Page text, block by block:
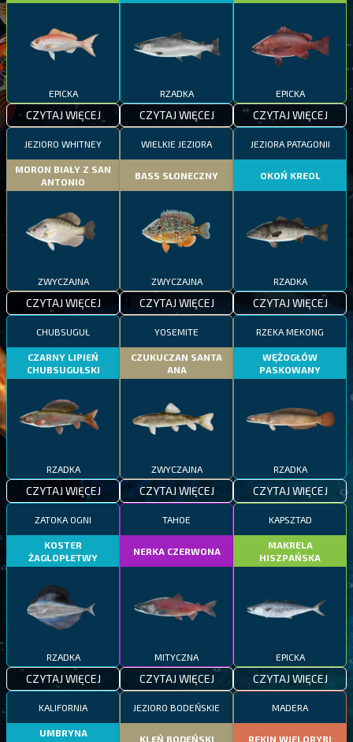
EPICKA
CZYTAJ WIĘCEJ
RZADKA
CZYTAJ WIĘCEJ
EPICKA
CZYTAJ WIĘCEJ
JEZIORO WHITNEY
MORON BIAŁY Z SAN
ANTONIO
ZWYCZAJNA
CZYTAJ WIĘCEJ
WIELKIE JEZIORA
BASS SŁONECZNY
ZWYCZAJNA
CZYTAJ WIĘCEJ
JEZIORA PATAGONII
OKOŃ KREOL
RZADKA
CZYTAJ WIĘCEJ
CHUBSUGUŁ
CZARNY LIPIEŃ
CHUBSUGUŁSKI
RZADKA
CZYTAJ WIĘCEJ
YOSEMITE
CZUKUCZAN SANTA
ANA
ZWYCZAJNA
CZYTAJ WIĘCEJ
RZEKA MEKONG
WĘŻOGŁÓW
PASKOWANY
RZADKA
CZYTAJ WIĘCEJ
ZATOKA OGNI
KOSTER
ŻAGLOPŁETWY
RZADKA
CZYTAJ WIĘCEJ
TAHOE
NERKA CZERWONA
MITYCZNA
CZYTAJ WIĘCEJ
KAPSZTAD
MAKRELA
HISZPAŃSKA
EPICKA
CZYTAJ WIĘCEJ
KALIFORNIA
UMBRYNA
JEZIORO BODEŃSKIE
KLEŃ BODEŃSKI
MADERA
REKIN WIELORYBI